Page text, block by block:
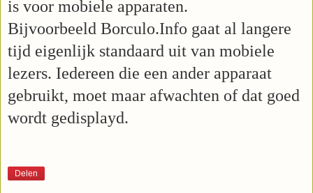
is voor mobiele apparaten.
Bijvoorbeeld Borculo.Info gaat al langere
tijd eigenlijk standaard uit van mobiele
lezers. Iedereen die een ander apparaat
gebruikt, moet maar afwachten of dat goed
wordt gedisplayd.
Delen